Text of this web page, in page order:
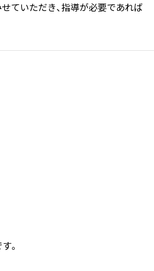
ていただき、指導が必要であれば
。